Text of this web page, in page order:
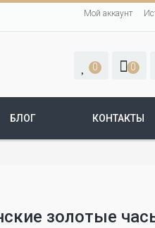
Мой аккаунт
0 0
БЛОГ КОНТАКТЫ
золотые